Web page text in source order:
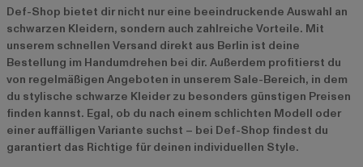
Def-Shop bietet dir nicht nur eine beeindruckende Auswahl an
schwarzen Kleidern, sondern auch zahlreiche Vorteile. Mit
unserem schnellen Versand direkt aus Berlin ist deine
Bestellung im Handumdrehen bei dir. Außerdem profitierst du
von regelmäßigen Angeboten in unserem Sale-Bereich, in dem
du stylische schwarze Kleider zu besonders günstigen Preisen
finden kannst. Egal, ob du nach einem schlichten Modell oder
einer auffälligen Variante suchst – bei Def-Shop findest du
garantiert das Richtige für deinen individuellen Style.